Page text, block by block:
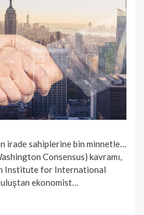
irade sahiplerine bin minnetle…
Consensus) kavramı,
Institute for International
ekonomist…